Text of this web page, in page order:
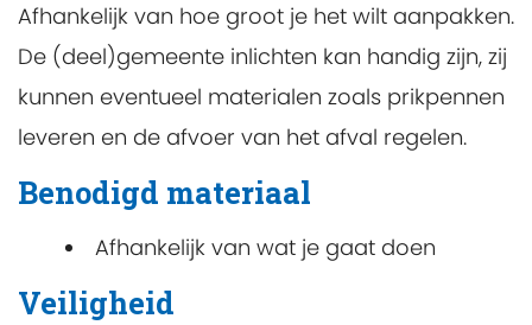
Afhankelijk van hoe groot je het wilt aanpakken.
De (deel)gemeente inlichten kan handig zijn, zij
kunnen eventueel materialen zoals prikpennen
leveren en de afvoer van het afval regelen.
Benodigd materiaal
Afhankelijk van wat je gaat doen
Veiligheid